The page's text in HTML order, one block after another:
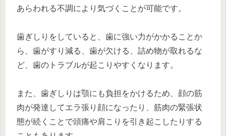
あらわれる不調により気づくことが可能です。
歯ぎしりをしていると、歯に強い力がかかることか
ら、歯がすり減る、歯が欠ける、詰め物が取れるな
ど、歯のトラブルが起こりやすくなります。
また、歯ぎしりは顎にも負担をかけるため、顔の筋
肉が発達してエラ張り顔になったり、筋肉の緊張状
態が続くことで頭痛や肩こりを引き起こしたりする